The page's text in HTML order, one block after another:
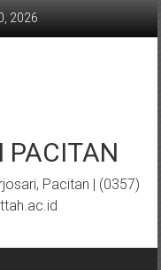
2026
PACITAN
Pacitan | (0357)